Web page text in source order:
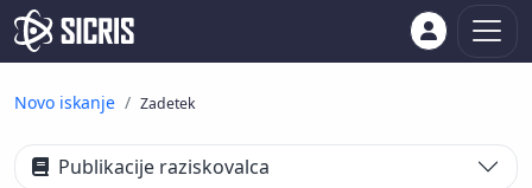
Novo iskanje Zadetek
Publikacije raziskovalca